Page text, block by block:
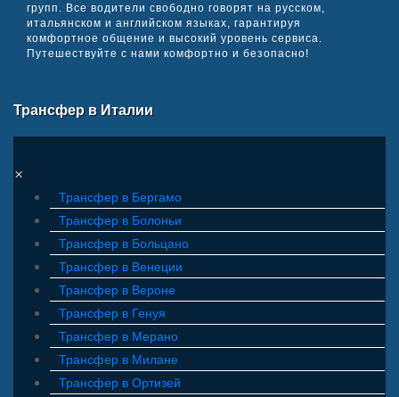
групп. Все водители свободно говорят на русском,
итальянском и английском языках, гарантируя
комфортное общение и высокий уровень сервиса.
Путешествуйте с нами комфортно и безопасно!
Трансфер в Италии
×
Трансфер в Бергамо
Трансфер в Болоньи
Трансфер в Больцано
Трансфер в Венеции
Трансфер в Вероне
Трансфер в Генуя
Трансфер в Мерано
Трансфер в Милане
Трансфер в Ортизей